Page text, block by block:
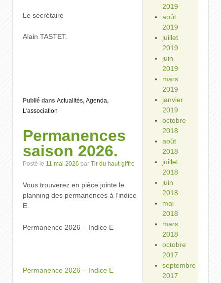
Le secrétaire
Alain TASTET.
Publié dans Actualités, Agenda,
L'association
Permanences
saison 2026.
Posté le 11 mai 2026 par Tir du haut-giffre
Vous trouverez en pièce jointe le
planning des permanences à l’indice
E.
Permanence 2026 – Indice E
Permanence 2026 – Indice E
2019
août
2019
juillet
2019
juin
2019
mars
2019
janvier
2019
octobre
2018
août
2018
juillet
2018
juin
2018
mai
2018
mars
2018
octobre
2017
septembre
2017